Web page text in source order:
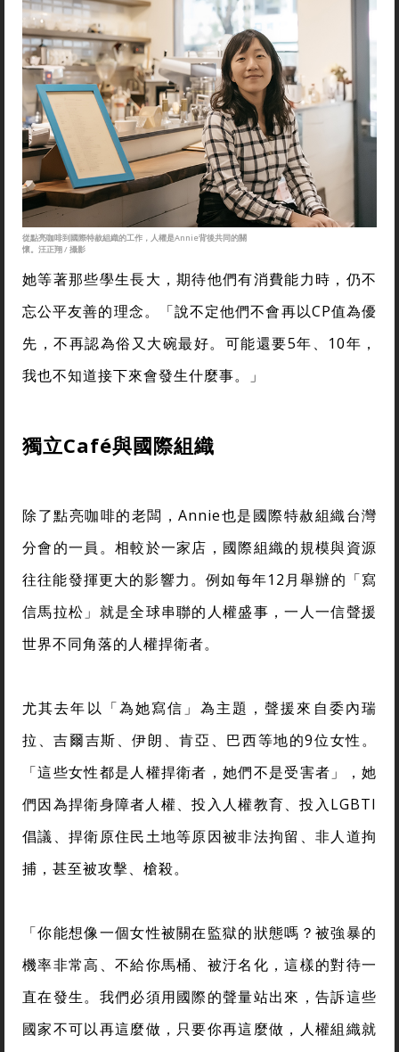
從點亮咖啡到國際特赦組織的工作，人權是Annie背後共同的關
懷。汪正翔 / 攝影
她等著那些學生長大，期待他們有消費能力時，仍不
忘公平友善的理念。「說不定他們不會再以CP值為優
先，不再認為俗又大碗最好。可能還要5年、10年，
我也不知道接下來會發生什麼事。」
獨立Café與國際組織
除了點亮咖啡的老闆，Annie也是國際特赦組織台灣
分會的一員。相較於一家店，國際組織的規模與資源
往往能發揮更大的影響力。例如每年12月舉辦的「寫
信馬拉松」就是全球串聯的人權盛事，一人一信聲援
世界不同角落的人權捍衛者。
尤其去年以「為她寫信」為主題，聲援來自委內瑞
拉、吉爾吉斯、伊朗、肯亞、巴西等地的9位女性。
「這些女性都是人權捍衛者，她們不是受害者」，她
們因為捍衛身障者人權、投入人權教育、投入LGBTI
倡議、捍衛原住民土地等原因被非法拘留、非人道拘
捕，甚至被攻擊、槍殺。
「你能想像一個女性被關在監獄的狀態嗎？被強暴的
機率非常高、不給你馬桶、被汙名化，這樣的對待一
直在發生。我們必須用國際的聲量站出來，告訴這些
國家不可以再這麼做，只要你再這麼做，人權組織就